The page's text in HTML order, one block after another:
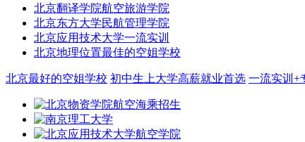
北京翻译学院航空旅游学院
北京东方大学民航管理学院
北京应用技术大学一流实训
北京地理位置最佳的空姐学校
北京最好的空姐学校 初中生上大学高薪就业首选 一流实训+